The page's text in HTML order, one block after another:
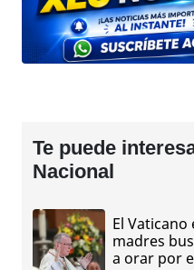
Te puede
Nacional
El Vaticano
madres
a orar por